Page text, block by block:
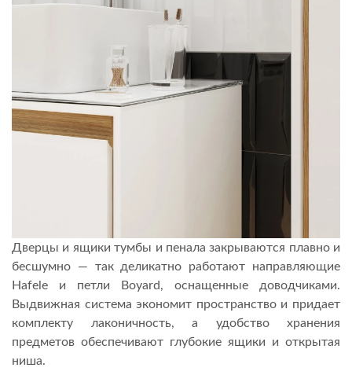
Дверцы и ящики тумбы и пенала закрываются плавно и
бесшумно — так деликатно работают направляющие
Hafele и петли Boyard, оснащенные доводчиками.
Выдвижная система экономит пространство и придает
комплекту лаконичность, а удобство хранения
предметов обеспечивают глубокие ящики и открытая
ниша.